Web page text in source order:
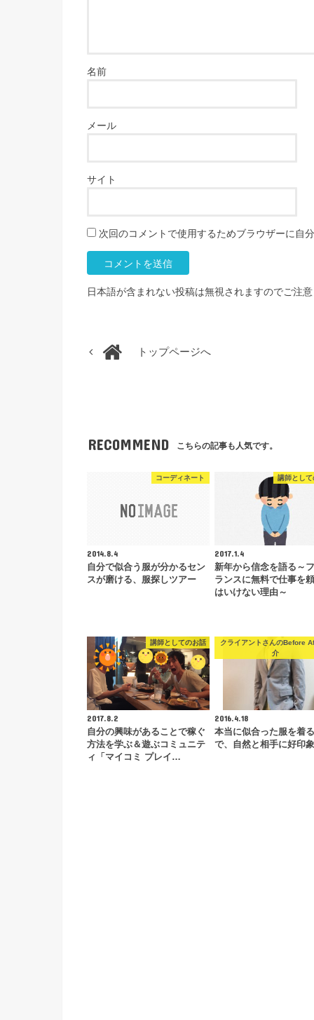
名前
メール
サイト
次回のコメントで使用するためブラウザーに自
日本語が含まれない投稿は無視されますのでご注
トップページへ
RECOMMEND こちらの記事も人気です。
コーディネート
2014.8.4
自分で似合う服が分かるセン
スが磨ける、服探しツアー
講師として
2017.1.4
新年から信念を語る～
ランスに無料で仕事を
はいけない理由～
講師としてのお話
2017.8.2
自分の興味があることで稼ぐ
方法を学ぶ＆遊ぶコミュニテ
ィ「マイコミ プレイ…
クライアントさんのBefore
介
2016.4.18
本当に似合った服を着
で、自然と相手に好印